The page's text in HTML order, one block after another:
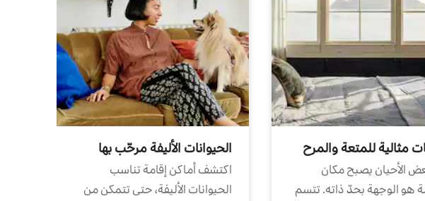
مثالية للمتعة والمرح
الأحيان يصبح مكان
هو الوجهة بحدّ ذاته. تتسم
الحيوانات الأليفة مرحّب بها
اكتشف أماكن إقامة تناسب
الحيوانات الأليفة، حتى تتمكن من